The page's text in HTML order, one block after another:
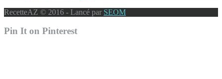
RecetteAZ © 2016 - Lancé par SEOM
Pin It on Pinterest